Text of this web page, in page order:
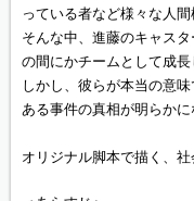
っている者など様々な人
そんな中、進藤のキャス
の間にかチームとして成長
しかし、彼らが本当の意
ある事件の真相が明らかに
オリジナル脚本で描く、